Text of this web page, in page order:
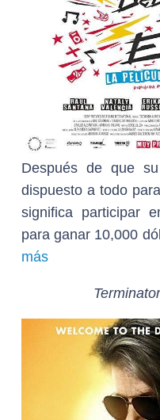
Después de que
dispuesto a todo
significa participar
para ganar 10,000
más